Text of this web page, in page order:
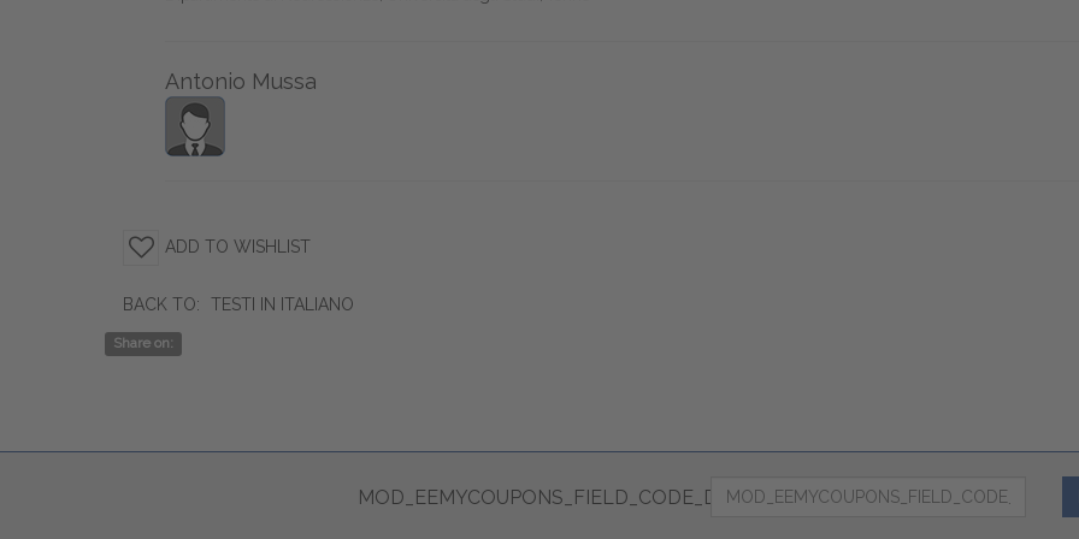
Antonio Mussa
ADD TO WISHLIST
BACK TO: TESTI IN ITALIANO
Share on:
MOD_EEMYCOUPONS_FIELD_CODE_DESC